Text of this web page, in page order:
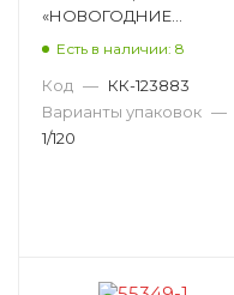
«НОВОГОДНИЕ
6668г
Есть в наличии: 8
Код — КК-123883
Варианты упаковок —
1/120